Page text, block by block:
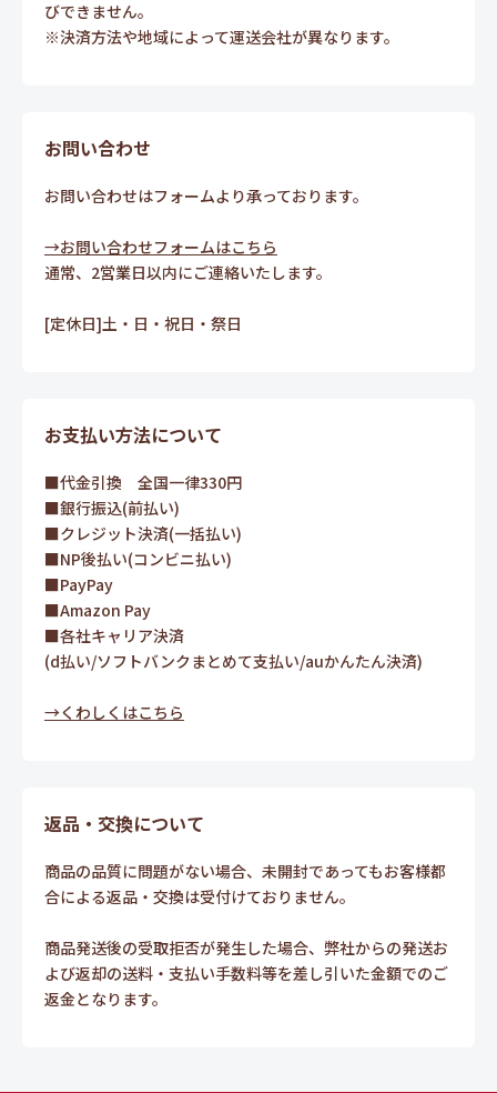
びできません。
※決済方法や地域によって運送会社が異なります。
お問い合わせ
お問い合わせはフォームより承っております。
→お問い合わせフォームはこちら
通常、2営業日以内にご連絡いたします。
[定休日]土・日・祝日・祭日
お支払い方法について
■代金引換 全国一律330円
■銀行振込(前払い)
■クレジット決済(一括払い)
■NP後払い(コンビニ払い)
■PayPay
■Amazon Pay
■各社キャリア決済
(d払い/ソフトバンクまとめて支払い/auかんたん決済)
→くわしくはこちら
返品・交換について
商品の品質に問題がない場合、未開封であってもお客様都
合による返品・交換は受付けておりません。
商品発送後の受取拒否が発生した場合、弊社からの発送お
よび返却の送料・支払い手数料等を差し引いた金額でのご
返金となります。